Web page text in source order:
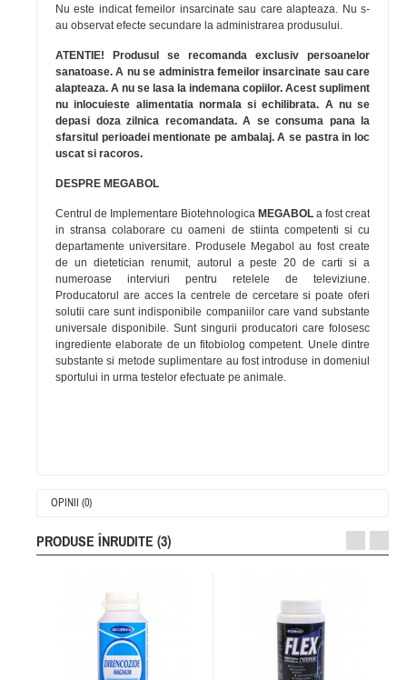
Nu este indicat femeilor insarcinate sau care alapteaza. Nu s-
au observat efecte secundare la administrarea produsului.
ATENTIE! Produsul se recomanda exclusiv persoanelor
sanatoase. A nu se administra femeilor insarcinate sau care
alapteaza. A nu se lasa la indemana copiilor. Acest supliment
nu inlocuieste alimentatia normala si echilibrata. A nu se
depasi doza zilnica recomandata. A se consuma pana la
sfarsitul perioadei mentionate pe ambalaj. A se pastra in loc
uscat si racoros.
DESPRE MEGABOL
Centrul de Implementare Biotehnologica MEGABOL a fost creat
in stransa colaborare cu oameni de stiinta competenti si cu
departamente universitare. Produsele Megabol au fost create
de un dietetician renumit, autorul a peste 20 de carti si a
numeroase interviuri pentru retelele de televiziune.
Producatorul are acces la centrele de cercetare si poate oferi
solutii care sunt indisponibile companiilor care vand substante
universale disponibile. Sunt singurii producatori care folosesc
ingrediente elaborate de un fitobiolog competent. Unele dintre
substante si metode suplimentare au fost introduse in domeniul
sportului in urma testelor efectuate pe animale.
OPINII (0)
PRODUSE ÎNRUDITE (3)